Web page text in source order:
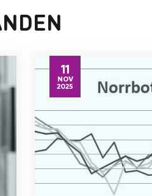
11
NOV
2025